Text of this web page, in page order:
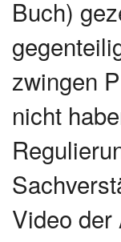
Buch)
zwingen
nicht
Video der